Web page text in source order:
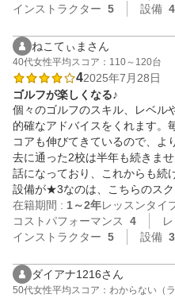
インストラクター 5 設備 4
ねこてぃまさん
40代女性平均スコア：110～120台
42025年7月28日
ゴルフが楽しくなる♪
個々のゴルフのスキル、レベル
的確なアドバイスをくれます。
コアも伸びてきているので、よ
去に通った2校は半年も続きま
話になっており、これからも続
設備が★3なのは、こちらのスク
在籍期間 : 1～2年レッスンタイ
コストパフォーマンス
4
インストラクター 5 設備 3
ダイアナ1216さん
50代女性平均スコア：わからない（